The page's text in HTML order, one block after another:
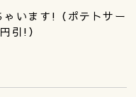
います!（ポテトサー
引!）